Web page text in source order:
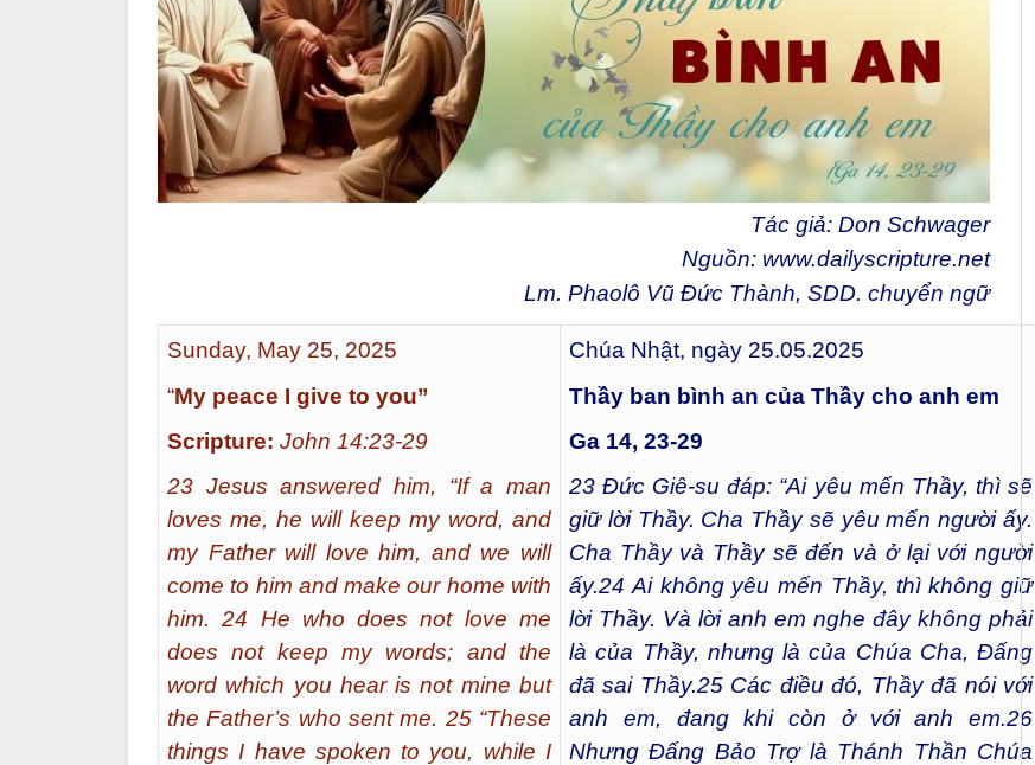
Tác giả: Don Schwager
Nguồn: www.dailyscripture.net
Lm. Phaolô Vũ Đức Thành, SDD. chuyển ngữ
Sunday, May 25, 2025
“My peace I give to you”
Scripture: John 14:23-29
23 Jesus answered him, “If a man
loves me, he will keep my word, and
my Father will love him, and we will
come to him and make our home with
him. 24 He who does not love me
does not keep my words; and the
word which you hear is not mine but
the Father’s who sent me. 25 “These
things I have spoken to you, while I
Chúa Nhật, ngày 25.05.2025
Thầy ban bình an của Thầy cho anh em
Ga 14, 23-29
23 Đức Giê-su đáp: “Ai yêu mến Thầy, thì sẽ
giữ lời Thầy. Cha Thầy sẽ yêu mến người ấy.
Cha Thầy và Thầy sẽ đến và ở lại với người
ấy.24 Ai không yêu mến Thầy, thì không giữ
lời Thầy. Và lời anh em nghe đây không phải
là của Thầy, nhưng là của Chúa Cha, Đấng
đã sai Thầy.25Các điều đó, Thầy đã nói với
anh em, đang khi còn ở với anh em.26
Nhưng Đấng Bảo Trợ là Thánh Thần Chúa